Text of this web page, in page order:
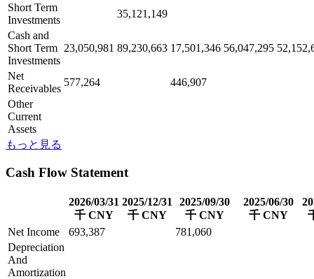
Short Term
Investments
35,121,149
Cash and
Short Term
Investments
23,050,981 89,230,663 17,501,346 56,047,295
Net
Receivables
577,264
446,907
Other
Current
Assets
もっと見る
Cash Flow Statement
2026/03/31
千 CNY
2025/12/31
千 CNY
2025/09/30
千 CNY
2025/06/30
千 CNY
Net Income
693,387
781,060
Depreciation
And
Amortization